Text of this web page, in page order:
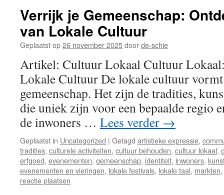
Verrijk je Gemeenschap:
van Lokale Cultuur
Geplaatst op26 november 2025doorde-schie
Artikel: Cultuur Lokaal Cultuur
Lokale Cultuur De lokale cultuur vormt
gemeenschap. Het zijn de tradities,
die uniek zijn voor een bepaalde regio
de inwoners … Lees verder →
Geplaatst in Uncategorized | Getagd artistieke expressie,
tradities, culturele activiteiten, cultuur behouden, cultuur lokaal,
erfgoed, evenementen, gemeenschap, identiteit, inwoners,
evenementen en vieringen, lokale festivals, lokale taal, markten,
reactie plaatsen